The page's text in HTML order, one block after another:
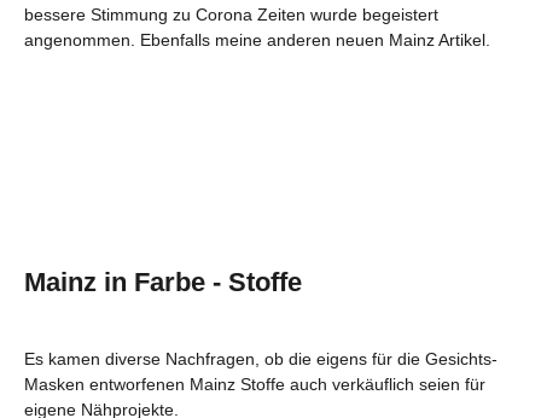
bessere Stimmung zu Corona Zeiten wurde begeistert
angenommen. Ebenfalls meine anderen neuen Mainz Artikel.
Mainz in Farbe - Stoffe
Es kamen diverse Nachfragen, ob die eigens für die Gesichts-
Masken entworfenen Mainz Stoffe auch verkäuflich seien für
eigene Nähprojekte.